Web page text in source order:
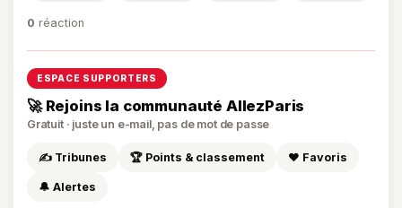
0 réaction
ESPACE SUPPORTERS
🚀 Rejoins la communauté AllezParis
Gratuit · juste un e-mail, pas de mot de passe
✍️ Tribunes 🏆 Points & classement ❤️ Favoris
🔔 Alertes